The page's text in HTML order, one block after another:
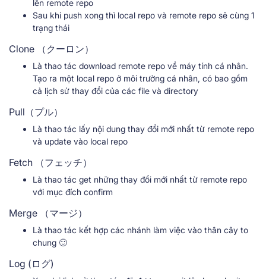
lên remote repo
Sau khi push xong thì local repo và remote repo sẽ cùng 1
trạng thái
Clone （クーロン）
Là thao tác download remote repo về máy tính cá nhân.
Tạo ra một local repo ở môi trường cá nhân, có bao gồm
cả lịch sử thay đổi của các file và directory
Pull（プル）
Là thao tác lấy nội dung thay đổi mới nhất từ remote repo
và update vào local repo
Fetch （フェッチ）
Là thao tác get những thay đổi mới nhất từ remote repo
với mục đích confirm
Merge （マージ）
Là thao tác kết hợp các nhánh làm việc vào thân cây to
chung 🙂
Log (ログ)